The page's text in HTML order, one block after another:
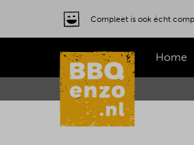
Compleet is ook écht
Home